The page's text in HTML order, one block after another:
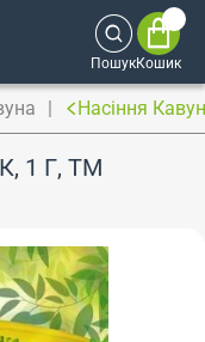
ПошукКошик
Насіння
1 Г, ТМ